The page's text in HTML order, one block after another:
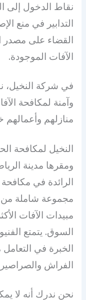
نقاط الدخول إلى
التدابير في منع
القضاء على مصدر
الآفات الموجودة.
في شركة النخيل،
وآمنة لمكافحة
منازلهم
النخيل لمكافحة
ومقرها مدينة
الرائدة في
مجموعة شاملة من
مبيدات الآفات
السوق. يتمتع
الخبرة في
الفراش
نحن ندرك أنه لا